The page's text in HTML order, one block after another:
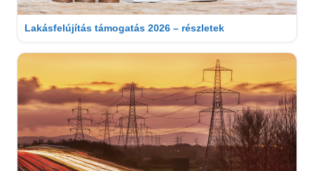
Lakásfelújítás támogatás 2026 – részletek